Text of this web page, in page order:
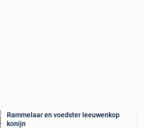
Rammelaar en voedster leeuwenkop
konijn